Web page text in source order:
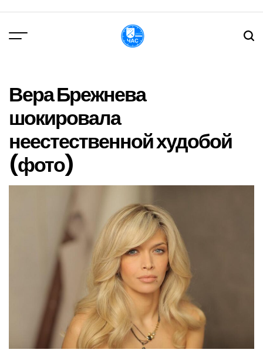
вмісту
Вера Брежнева
шокировала
неестественной худобой
(фото)